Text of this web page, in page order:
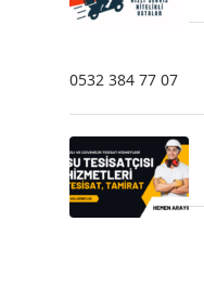
0532 384 77 07